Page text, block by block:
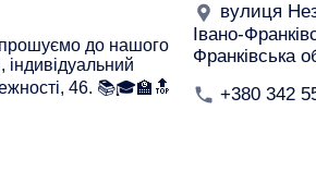
до нашого
індивідуальний
46. 📚🎓🏫🔝
вулиця
Івано-
Франківська
+380 342